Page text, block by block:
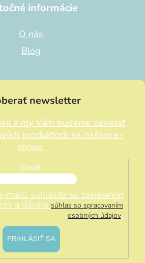
informácie
O nás
Blog
newsletter
a my Vám budeme zasielať
produktoch na našom e-
shope.
Email
mailu súhlasíte so zasielaním
a dávate súhlas so spracovaním
osobných údajov.
PRIHLÁSIŤ SA